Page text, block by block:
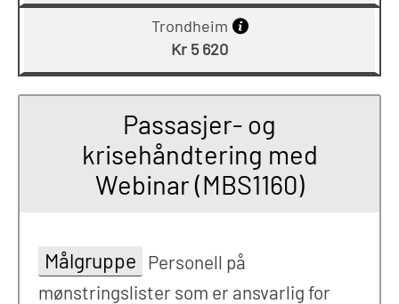
Trondheim
Kr 5 620
Passasjer- og
krisehåndtering med
Webinar (MBS1160)
Målgruppe Personell på
mønstringslister som er ansvarlig for